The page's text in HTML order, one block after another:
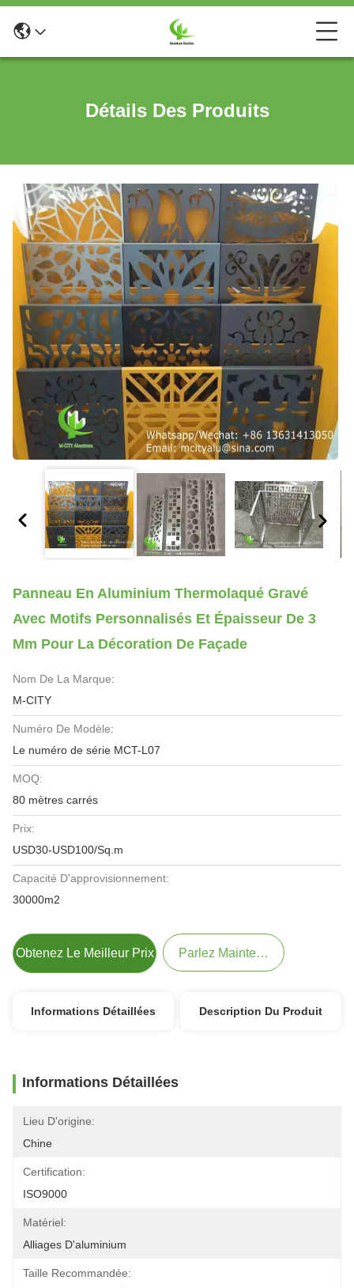
Détails Des Produits
Panneau En Aluminium Thermolaqué Gravé
Avec Motifs Personnalisés Et Épaisseur De 3
Mm Pour La Décoration De Façade
Nom De La Marque:
M-CITY
Numéro De Modèle:
Le numéro de série MCT-L07
MOQ:
80 mètres carrés
Prix:
USD30-USD100/Sq.m
Capacité D'approvisionnement:
30000m2
Obtenez Le Meilleur Prix Parlez Maintenant.
Informations Détaillées Description Du Produit
Informations Détaillées
Lieu D'origine:
Chine
Certification:
ISO9000
Matériel:
Alliages D'aluminium
Taille Recommandée: